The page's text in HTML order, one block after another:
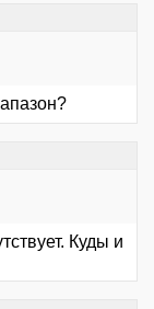
Куды и